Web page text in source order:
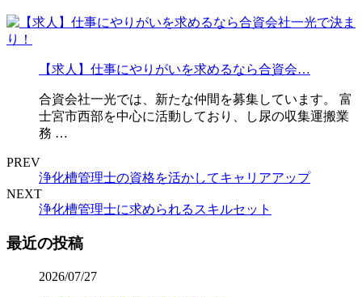
【求人】仕事にやりがいを求めるなら合資会…
合資会社一光では、新たな仲間を募集しています。 富
士宮市西部を中心に活動しており、し尿の収集運搬業
務 …
PREV
浄化槽管理士の資格を活かしてキャリアアップ
NEXT
浄化槽管理士に求められるスキルセット
最近の投稿
2026/07/27